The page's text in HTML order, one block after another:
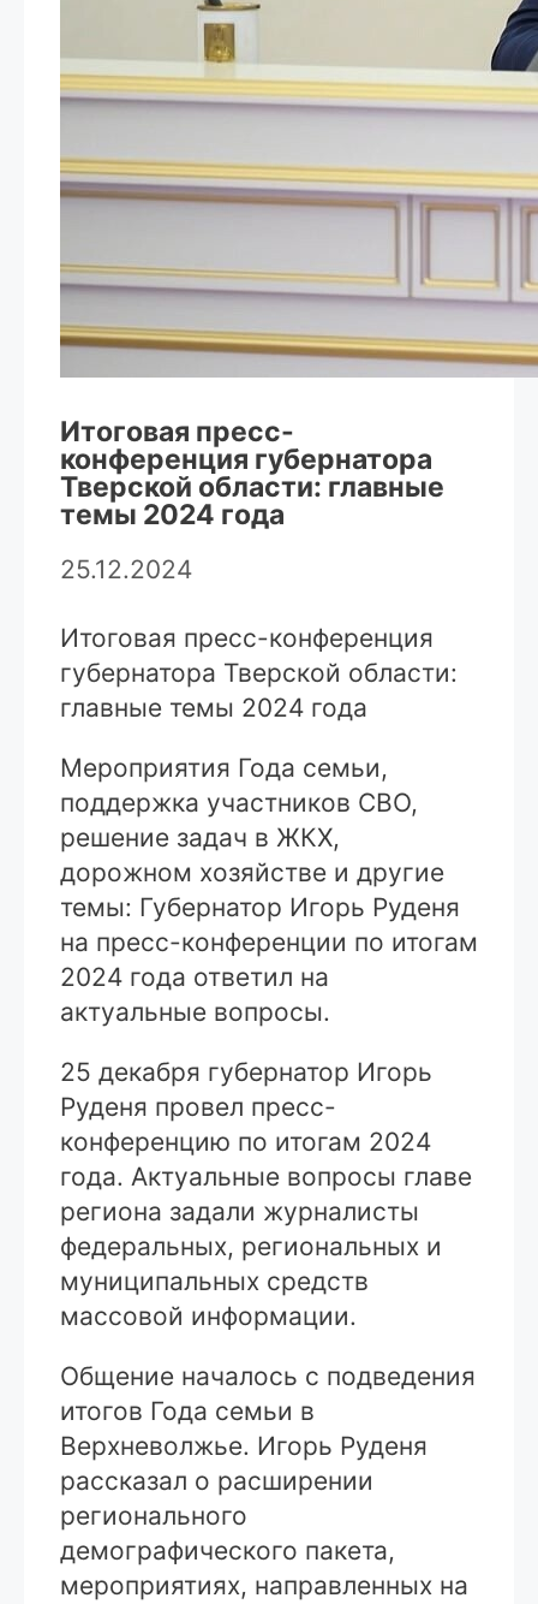
Итоговая пресс-
конференция губернатора
Тверской области: главные
темы 2024 года
25.12.2024
Итоговая пресс-конференция
губернатора Тверской области:
главные темы 2024 года
Мероприятия Года семьи,
поддержка участников СВО,
решение задач в ЖКХ,
дорожном хозяйстве и другие
темы: Губернатор Игорь Руденя
на пресс-конференции по итогам
2024 года ответил на
актуальные вопросы.
25 декабря губернатор Игорь
Руденя провел пресс-
конференцию по итогам 2024
года. Актуальные вопросы главе
региона задали журналисты
федеральных, региональных и
муниципальных средств
массовой информации.
Общение началось с подведения
итогов Года семьи в
Верхневолжье. Игорь Руденя
рассказал о расширении
регионального
демографического пакета,
мероприятиях, направленных на